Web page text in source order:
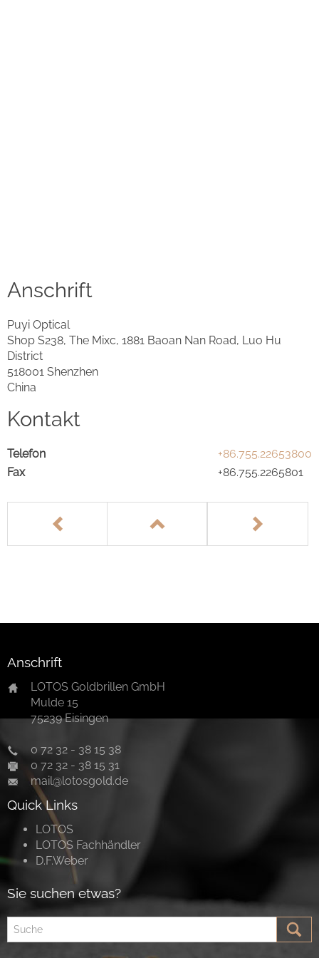
Anschrift
Puyi Optical
Shop S238, The Mixc, 1881 Baoan Nan Road, Luo Hu
District
518001 Shenzhen
China
Kontakt
Telefon
+86.755.22653800
Fax
+86.755.2265801
Anschrift
LOTOS Goldbrillen GmbH
Mulde 15
75239 Eisingen
0 72 32 - 38 15 38
0 72 32 - 38 15 31
mail@lotosgold.de
Quick Links
LOTOS
LOTOS Fachhändler
D.F.Weber
Sie suchen etwas?
中文